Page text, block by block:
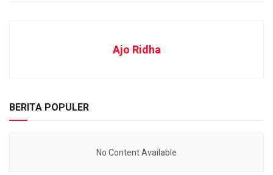
Ajo Ridha
BERITA POPULER
No Content Available